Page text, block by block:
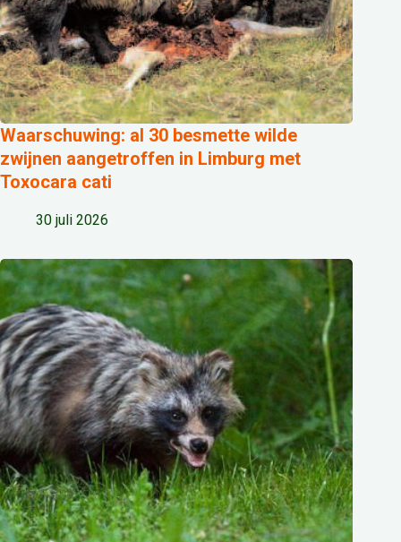
Waarschuwing: al 30 besmette wilde
zwijnen aangetroffen in Limburg met
Toxocara cati
30 juli 2026